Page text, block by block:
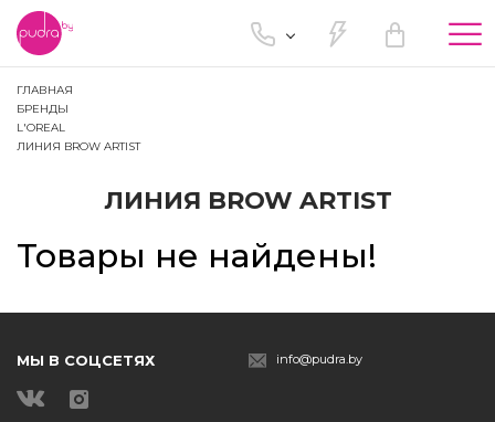
ГЛАВНАЯ
БРЕНДЫ
L'OREAL
ЛИНИЯ BROW ARTIST
ЛИНИЯ BROW ARTIST
Товары не найдены!
МЫ В СОЦСЕТЯХ info@pudra.by